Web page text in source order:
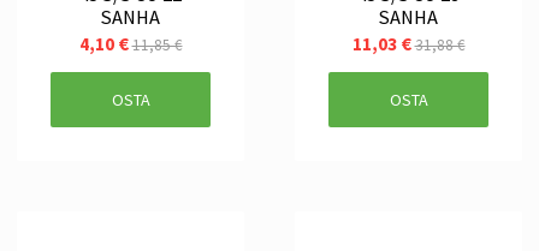
SANHA
4,10 €11,85 €
OSTA
SANHA
11,03 €31,88 €
OSTA